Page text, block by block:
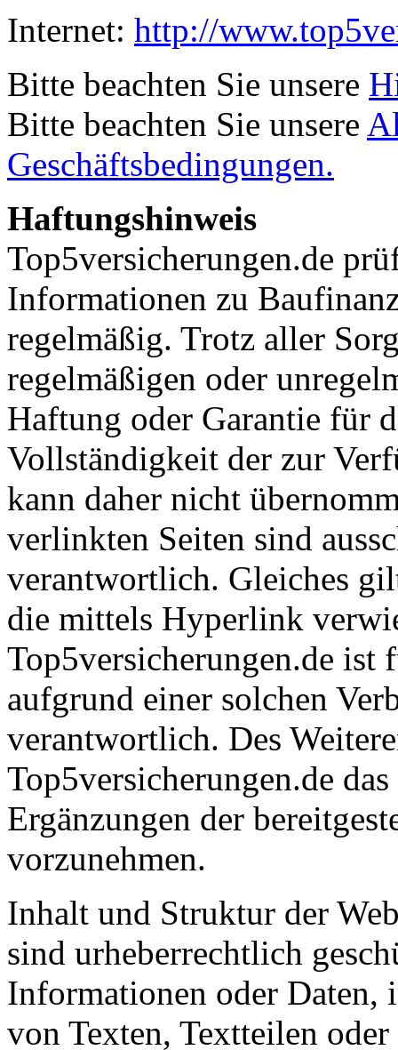
Internet: http://
Bitte beachten Sie unsere
Bitte beachten Sie unsere
Geschäftsbedingungen.
Haftungshinweis
Top5versicherungen.de
Informationen zu
regelmäßig. Trotz aller
regelmäßigen oder
Haftung oder Garantie für
Vollständigkeit der zur
kann daher nicht
verlinkten Seiten sind
verantwortlich. Gleiches
die mittels Hyperlink
Top5versicherungen.de ist
aufgrund einer solchen
verantwortlich. Des
Top5versicherungen.de
Ergänzungen der
vorzunehmen.
Inhalt und Struktur der
sind urheberrechtlich
Informationen oder Daten,
von Texten, Textteilen